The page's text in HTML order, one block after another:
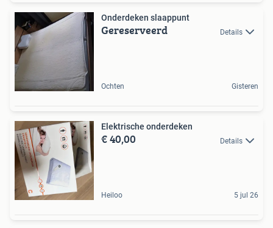
Onderdeken slaappunt
Gereserveerd Details
Ochten Gisteren
Elektrische onderdeken
€ 40,00 Details
Heiloo 5 jul 26